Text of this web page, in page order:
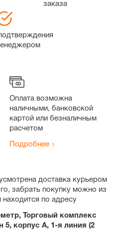
заказа
Оплата возможна
наличными, банковской
картой или безналичным
расчетом
Подробнее
доставка курьером
забрать покупку можно из
по адресу
Торговый комплекс
5, корпус А, 1-я линия (2